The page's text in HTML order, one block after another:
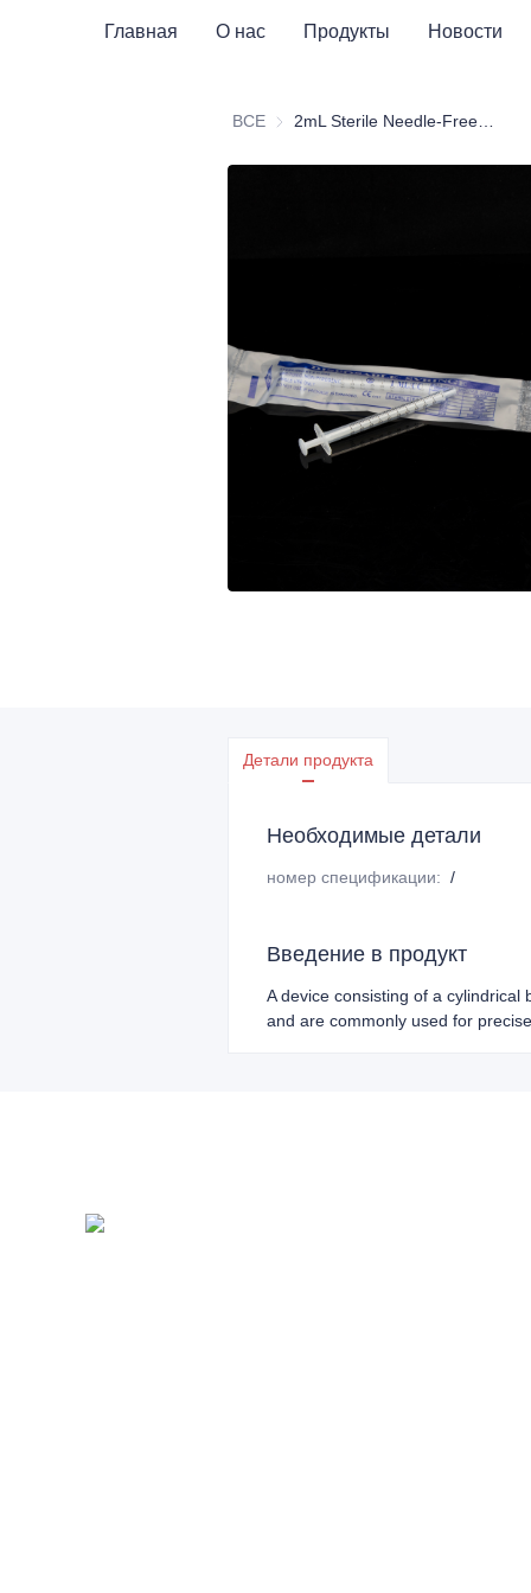
Главная О нас Продукты Новости
ВСЕ
Детали продукта
Необходимые детали
номер спецификации: /
Введение в продукт
A device consisting of a
and are commonly used for